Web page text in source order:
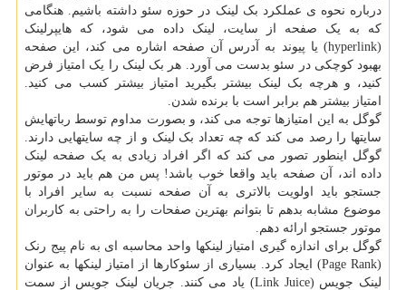
درباره نحوه ی عملکرد بک لینک در حوزه سئو داشته باشیم. هنگامی
که به یک صفحه از سایت، لینک داده می شود، که هایپرلینک
(hyperlink) یا پیوند به آدرس آن صفحه اشاره می کند، این صفحه
بهبود کوچکی در سئو بدست می آورد. هر بک لینک را یک امتیاز فرض
کنید، و هرچه بک لینک بیشتر بگیرید امتیاز بیشتر کسب می کنید.
امتیاز بیشتر هم برابر است با برنده شدن.
گوگل به این امتیازها توجه می کند، و بصورت مداوم توسط رباتهایش
سایتها را رصد می کند که چه تعداد بک لینک و از چه سایتهایی دارند.
گوگل اینطور تصور می کند که اگر افراد زیادی به یک صفحه لینک
داده اند، آن صفحه باید واقعا خوب باشد! پس من هم باید در موتور
جستجو باید اولویت بالاتری به آن صفحه نسبت به سایر افراد با
موضوع مشابه بدهم تا بتوانم بهترین صفحات را به راحتی به کاربران
موتور جستجو ارائه دهم.
گوگل برای اندازه گیری امتیاز لینکها واحد محاسبه ای به نام پیج رنک
(Page Rank) ایجاد کرد. بسیاری از سئوکارها از امتیاز لینکها به عنوان
لینک جویس (Link Juice) یاد می کنند. جریان لینک جویس از سمت